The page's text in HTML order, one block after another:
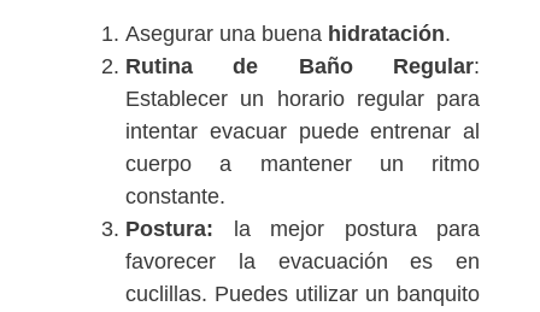
Asegurar una buena hidratación.
Rutina de Baño Regular:
Establecer un horario regular para
intentar evacuar puede entrenar al
cuerpo a mantener un ritmo
constante.
Postura: la mejor postura para
favorecer la evacuación es en
cuclillas. Puedes utilizar un banquito